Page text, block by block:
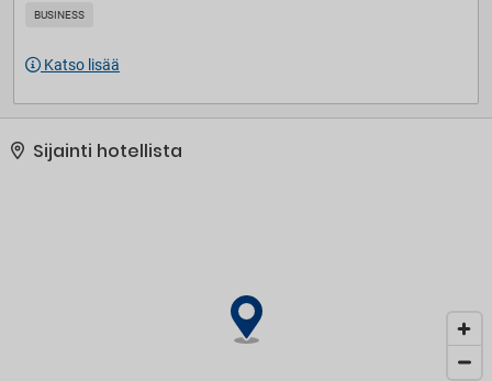
BUSINESS
Katso lisää
Sijainti hotellista